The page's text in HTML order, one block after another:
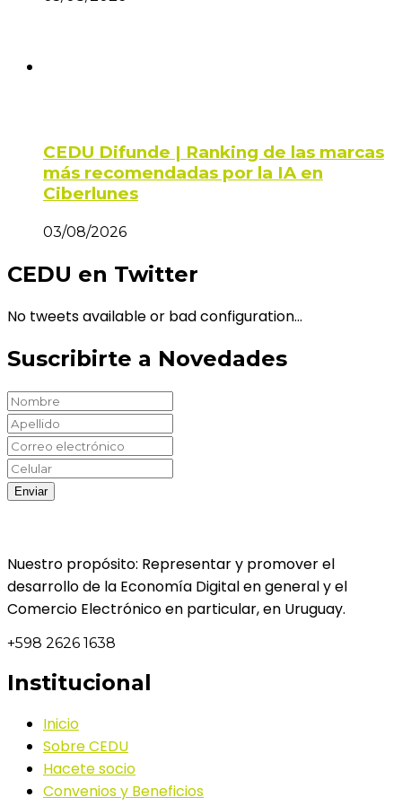
CEDU Difunde | Ranking de las marcas
más recomendadas por la IA en
Ciberlunes
03/08/2026
CEDU en Twitter
No tweets available or bad configuration...
Suscribirte a Novedades
Nuestro propósito: Representar y promover el
desarrollo de la Economía Digital en general y el
Comercio Electrónico en particular, en Uruguay.
+598 2626 1638
Institucional
Inicio
Sobre CEDU
Hacete socio
Convenios y Beneficios